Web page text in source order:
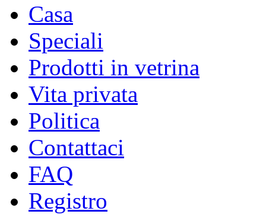
Casa
Speciali
Prodotti in vetrina
Vita privata
Politica
Contattaci
FAQ
Registro